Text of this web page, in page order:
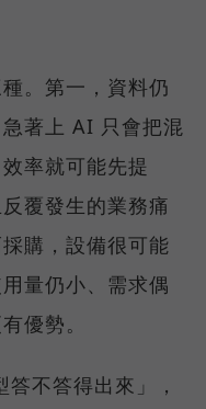
。第一，資料仍
著上 AI 只會把混
率就可能先提
覆發生的業務痛
購，設備很可能
量仍小、需求偶
優勢。
不答得出來」，